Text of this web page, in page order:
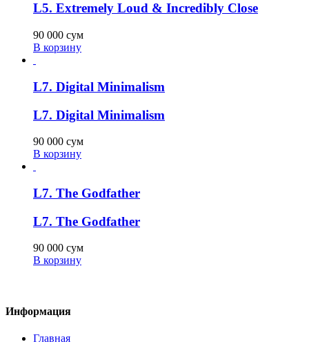
L5. Extremely Loud & Incredibly Close
90 000 сум
В корзину
L7. Digital Minimalism
L7. Digital Minimalism
90 000 сум
В корзину
L7. The Godfather
L7. The Godfather
90 000 сум
В корзину
Информация
Главная